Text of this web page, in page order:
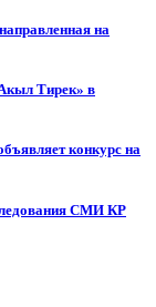
на
Тирек» в
конкурс на
СМИ КР